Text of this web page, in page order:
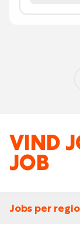
VIND
JOB
Jobs per regio